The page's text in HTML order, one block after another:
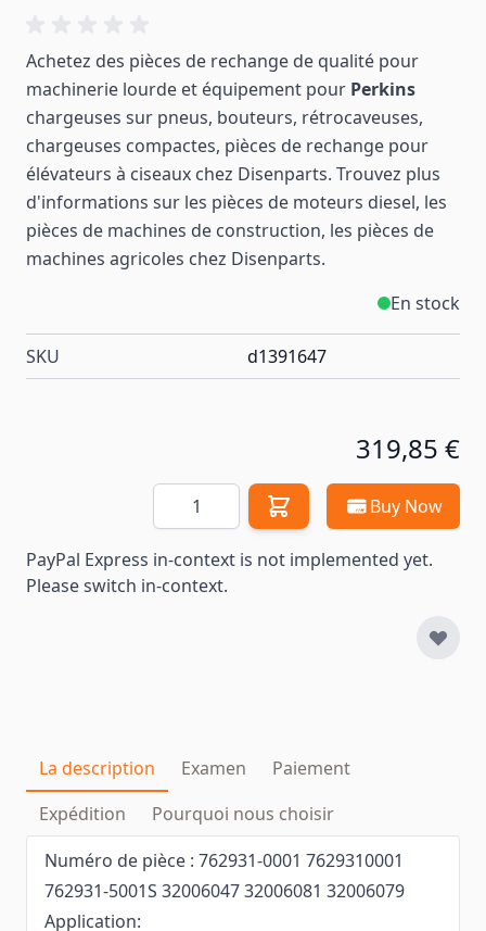
Achetez des pièces de rechange de qualité pour
machinerie lourde et équipement pour Perkins
chargeuses sur pneus, bouteurs, rétrocaveuses,
chargeuses compactes, pièces de rechange pour
élévateurs à ciseaux chez Disenparts. Trouvez plus
d'informations sur les pièces de moteurs diesel, les
pièces de machines de construction, les pièces de
machines agricoles chez Disenparts.
En stock
SKU d1391647
319,85 €
Quantité Buy Now
PayPal Express in-context is not implemented yet.
Please switch in-context.
La description Examen
Paiement
Expédition
Pourquoi nous choisir
Numéro de pièce : 762931-0001 7629310001
762931-5001S 32006047 32006081 32006079
Application: